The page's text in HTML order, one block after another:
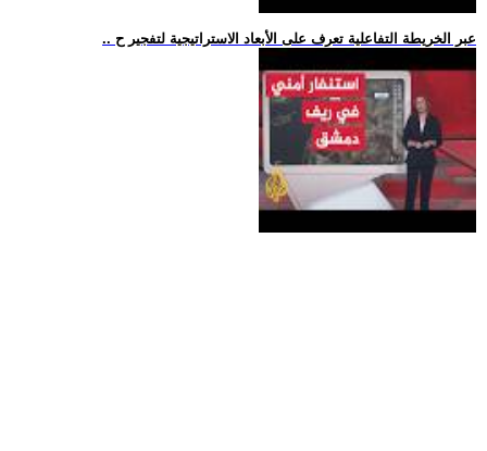
.. عبر الخريطة التفاعلية تعرف على الأبعاد الاستراتيجية لتفجير ح